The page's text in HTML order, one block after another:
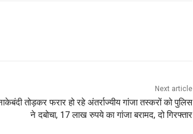
Next article
तोड़कर फरार हो रहे अंतर्राज्यीय गांजा तस्करों को पुलिस
ने दबोचा, 17 लाख रुपये का गांजा बरामद, दो गिरफ्तार